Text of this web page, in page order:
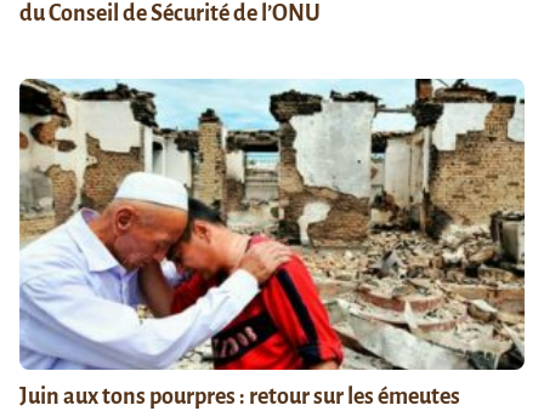
du Conseil de Sécurité de l’ONU
Juin aux tons pourpres : retour sur les émeutes